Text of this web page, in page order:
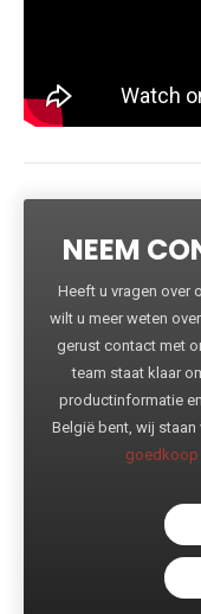
NEEM
Heeft u vragen over
wilt u meer weten
gerust contact met
team staat klaar
productinformatie
België bent, wij staan
goedkoop